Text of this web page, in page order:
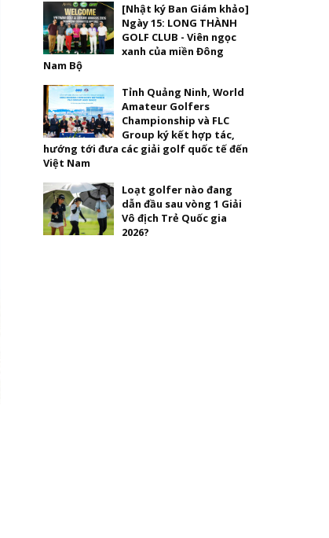
[Nhật ký Ban Giám khảo]
Ngày 15: LONG THÀNH
GOLF CLUB - Viên ngọc
xanh của miền Đông
Nam Bộ
Tỉnh Quảng Ninh, World
Amateur Golfers
Championship và FLC
Group ký kết hợp tác,
hướng tới đưa các giải golf quốc tế đến
Việt Nam
Loạt golfer nào đang
dẫn đầu sau vòng 1 Giải
Vô địch Trẻ Quốc gia
2026?